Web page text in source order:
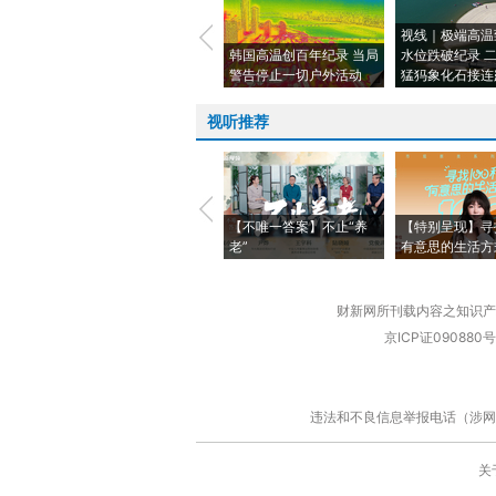
韩国高温创百年纪录 当局
警告停止一切户外活动
视线｜极端高
水位跌破纪录
猛犸象化石接
视听推荐
【不唯一答案】不止“养
老”
【特别呈现】
有意思的生活方
财新网所刊载内容之知识
京ICP证090880号
违法和不良信息举报电话（涉
关